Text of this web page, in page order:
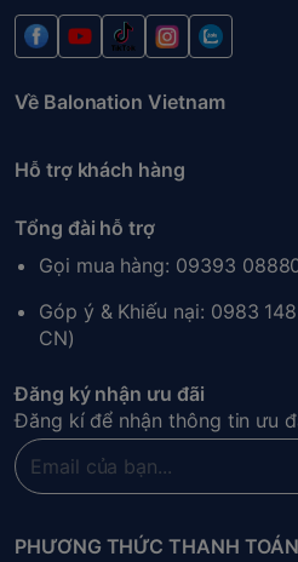
Về Balonation Vietnam
Hỗ trợ khách hàng
Tổng đài hỗ trợ
Gọi mua hàng: 09393
Góp ý & Khiếu nại: 0983
CN)
Đăng ký nhận ưu đãi
Đăng kí để nhận thông tin ưu
PHƯƠNG THỨC THANH TOÁN